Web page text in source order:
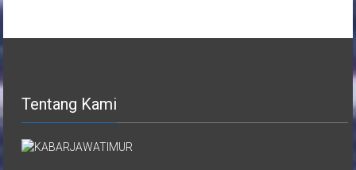
Tentang Kami